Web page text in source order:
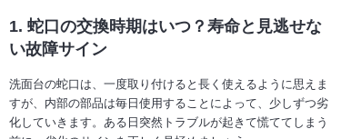
1. 蛇口の交換時期はいつ？寿命と見逃せな
い故障サイン
洗面台の蛇口は、一度取り付けると長く使えるように思えま
すが、内部の部品は毎日使用することによって、少しずつ劣
化していきます。ある日突然トラブルが起きて慌ててしまう